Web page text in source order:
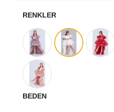
RENKLER
BEDEN